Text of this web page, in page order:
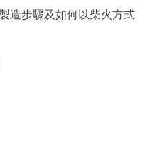
造步驟及如何以柴火方式